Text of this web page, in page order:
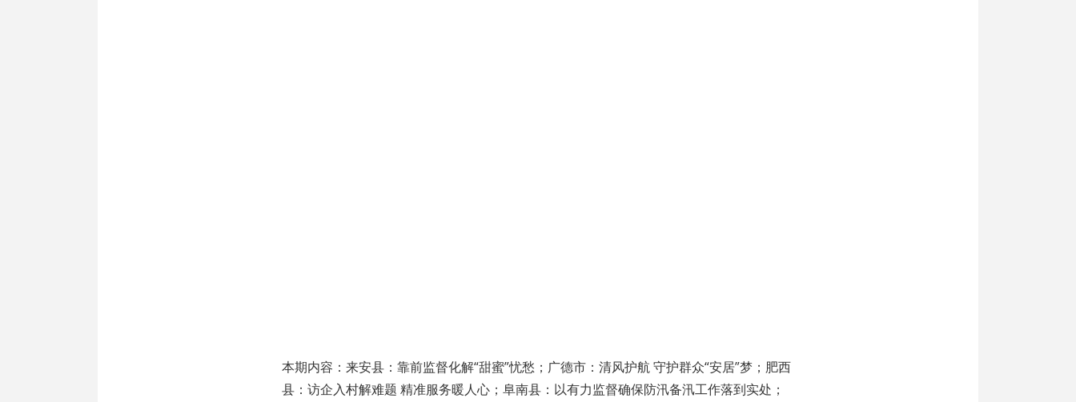
本期内容：来安县：靠前监督化解“甜蜜”忧愁；广德市：清风护航 守护群众“安居”梦；肥西
县：访企入村解难题 精准服务暖人心；阜南县：以有力监督确保防汛备汛工作落到实处；